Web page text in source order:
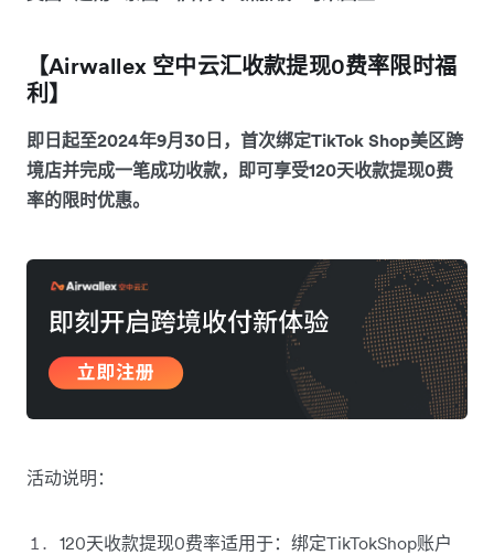
【Airwallex 空中云汇收款提现0费率限时福
利】
即日起至2024年9月30日，首次绑定TikTok Shop美区跨
境店并完成一笔成功收款，即可享受120天收款提现0费
率的限时优惠。
活动说明：
120天收款提现0费率适用于：绑定TikTokShop账户